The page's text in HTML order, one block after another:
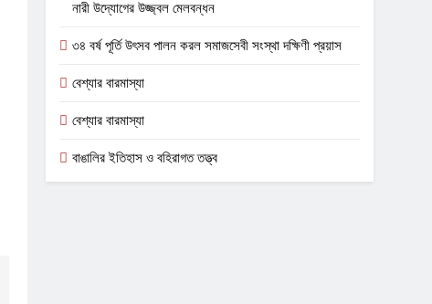
নারী উদ্যোগের উজ্জ্বল মেলবন্ধন
৩৪ বর্ষ পূর্তি উৎসব পালন করল সমাজসেবী সংস্থা দক্ষিণী প্রয়াস
বেশ্যার বারমাস্যা
বেশ্যার বারমাস্যা
বাঙালির ইতিহাস ও বহিরাগত তত্ত্ব